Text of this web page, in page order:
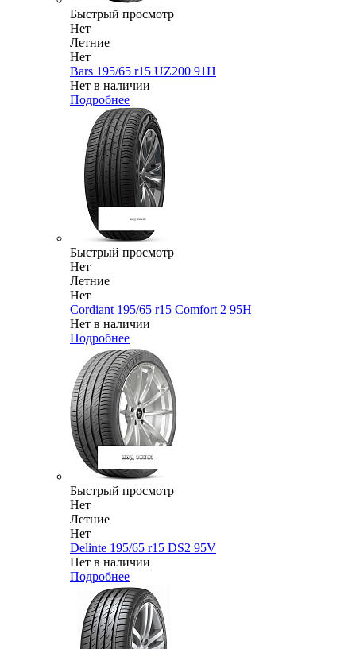
Быстрый просмотр
Нет
Летние
Нет
Bars 195/65 r15 UZ200 91H
Нет в наличии
Подробнее
Быстрый просмотр
Нет
Летние
Нет
Cordiant 195/65 r15 Comfort 2 95H
Нет в наличии
Подробнее
Быстрый просмотр
Нет
Летние
Нет
Delinte 195/65 r15 DS2 95V
Нет в наличии
Подробнее